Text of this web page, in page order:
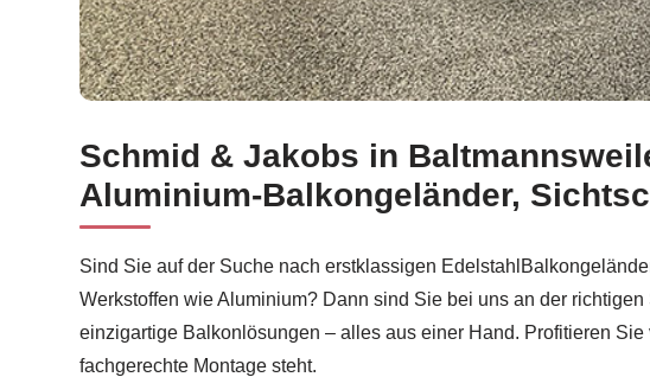
Schmid & Jakobs in Baltmannsweiler garantiert
Schmid & Jakobs in
Aluminium-Balkongeländer,
Sind Sie auf der Suche nach erstklassigen
Werkstoffen wie Aluminium? Dann sind Sie bei uns an der
einzigartige Balkonlösungen – alles aus einer Hand. Profitieren
fachgerechte Montage steht.